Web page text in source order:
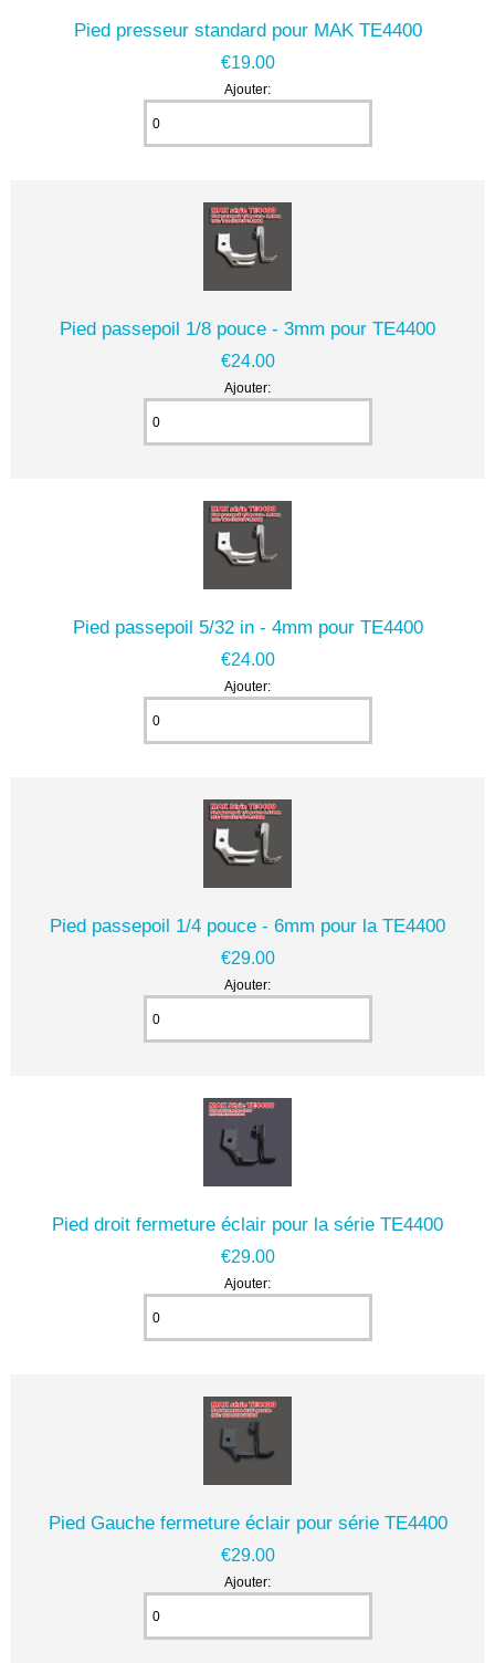
Pied presseur standard pour MAK TE4400
€19.00
Ajouter:
Pied passepoil 1/8 pouce - 3mm pour TE4400
€24.00
Ajouter:
Pied passepoil 5/32 in - 4mm pour TE4400
€24.00
Ajouter:
Pied passepoil 1/4 pouce - 6mm pour la TE4400
€29.00
Ajouter:
Pied droit fermeture éclair pour la série TE4400
€29.00
Ajouter:
Pied Gauche fermeture éclair pour série TE4400
€29.00
Ajouter: